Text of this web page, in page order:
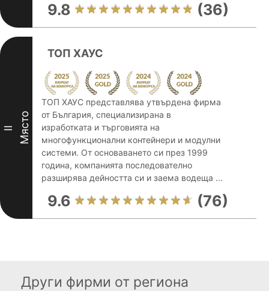
9.8 (36)
II Място
ТОП ХАУС
ТОП ХАУС представлява утвърдена фирма
от България, специализирана в
изработката и търговията на
многофункционални контейнери и модулни
системи. От основаването си през 1999
година, компанията последователно
разширява дейността си и заема водеща ...
9.6 (76)
Други фирми от региона